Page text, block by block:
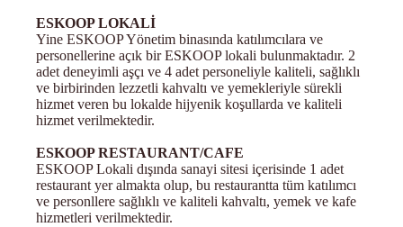
ESKOOP LOKALİ
Yine ESKOOP Yönetim binasında katılımcılara ve
personellerine açık bir ESKOOP lokali bulunmaktadır. 2
adet deneyimli aşçı ve 4 adet personeliyle kaliteli, sağlıklı
ve birbirinden lezzetli kahvaltı ve yemekleriyle sürekli
hizmet veren bu lokalde hijyenik koşullarda ve kaliteli
hizmet verilmektedir.
ESKOOP RESTAURANT/CAFE
ESKOOP Lokali dışında sanayi sitesi içerisinde 1 adet
restaurant yer almakta olup, bu restaurantta tüm katılımcı
ve personllere sağlıklı ve kaliteli kahvaltı, yemek ve kafe
hizmetleri verilmektedir.